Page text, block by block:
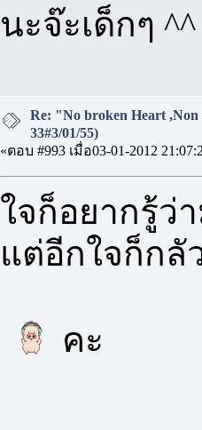
นะจ๊ะเด็กๆ ^^
Re: "No broken Heart
33#3/01/55)
«ตอบ #993 เมื่อ03-01-2012
ใจก็อยากรู้ว่
แต่อีกใจก็กลั
คะ